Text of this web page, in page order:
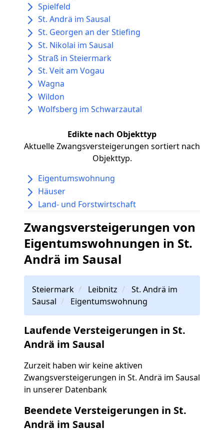
Spielfeld
St. Andrä im Sausal
St. Georgen an der Stiefing
St. Nikolai im Sausal
Straß in Steiermark
St. Veit am Vogau
Wagna
Wildon
Wolfsberg im Schwarzautal
Edikte nach Objekttyp
Aktuelle Zwangsversteigerungen sortiert nach
Objekttyp.
Eigentumswohnung
Häuser
Land- und Forstwirtschaft
Zwangsversteigerungen von
Eigentumswohnungen in St.
Andrä im Sausal
Steiermark Leibnitz
St. Andrä im
Sausal
Eigentumswohnung
Laufende Versteigerungen in St.
Andrä im Sausal
Zurzeit haben wir keine aktiven
Zwangsversteigerungen in St. Andrä im Sausal
in unserer Datenbank
Beendete Versteigerungen in St.
Andrä im Sausal